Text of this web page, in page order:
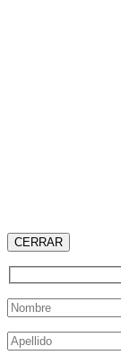
CERRAR